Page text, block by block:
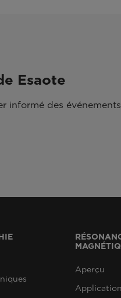
Esaote
informé des
Aperçu